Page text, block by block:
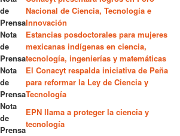
de
Prensa
Nacional de Ciencia, Tecnología e
Innovación
Nota
de
Prensa
Estancias posdoctorales para mujeres
mexicanas indígenas en ciencia,
tecnología, ingenierías y matemáticas
Nota
de
Prensa
El Conacyt respalda iniciativa de Peña
para reformar la Ley de Ciencia y
Tecnología
Nota
de
Prensa
EPN llama a proteger la ciencia y
tecnología